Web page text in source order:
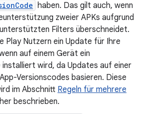
haben. Das gilt auch, wenn
zweier APKs aufgrund
Filters überschneidet.
Play Nutzern ein Update für Ihre
auf einem Gerät ein
wird, da Updates auf einer
Versionscodes basieren. Diese
im Abschnitt Regeln für mehrere
beschrieben.